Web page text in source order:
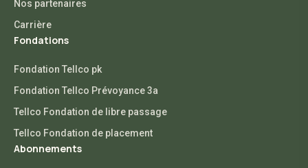
Nos partenaires
Carrière
Fondations
Fondation Tellco pk
Fondation Tellco Prévoyance 3a
Tellco Fondation de libre passage
Tellco Fondation de placement
Abonnements